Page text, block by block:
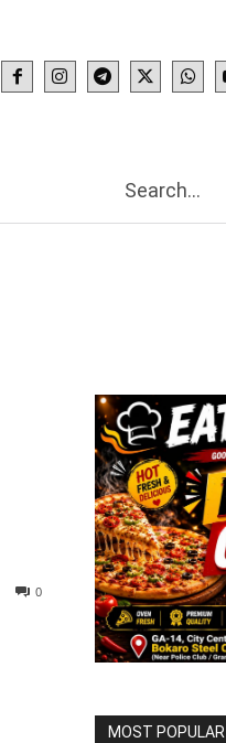
WEB STORIES More
Search...
0
MOST POPULAR